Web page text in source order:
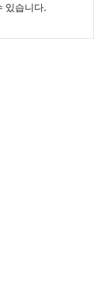
있습니다.